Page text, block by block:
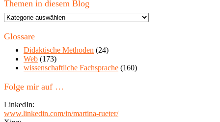
Themen in diesem Blog
Themen
diesem
Glossare
Didaktische Methoden (24)
Web (173)
wissenschaftliche Fachsprache (160)
Folge mir auf …
LinkedIn:
www.linkedin.com/in/martina-rueter/